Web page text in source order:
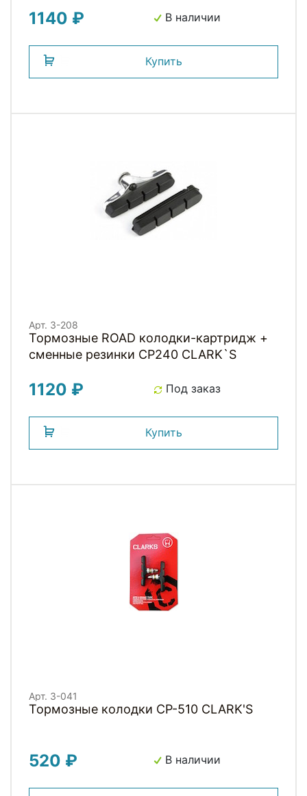
1140 ₽ В наличии
Купить
Арт. 3-208
Тормозные ROAD колодки-картридж +
сменные резинки CP240 СLARK`S
1120 ₽ Под заказ
Купить
Арт. 3-041
Тормозные колодки CP-510 CLARK'S
520 ₽ В наличии